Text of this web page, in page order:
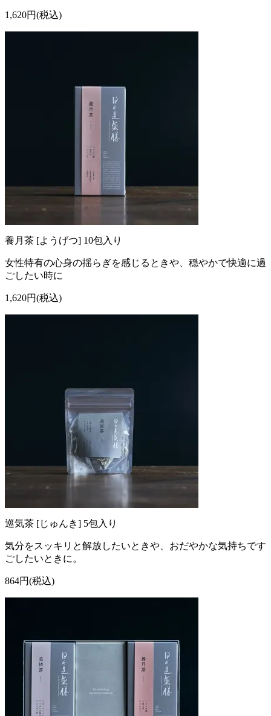
1,620円(税込)
養月茶 [ようげつ] 10包入り
女性特有の心身の揺らぎを感じるときや、穏やかで快適に過
ごしたい時に
1,620円(税込)
巡気茶 [じゅんき] 5包入り
気分をスッキリと解放したいときや、おだやかな気持ちです
ごしたいときに。
864円(税込)